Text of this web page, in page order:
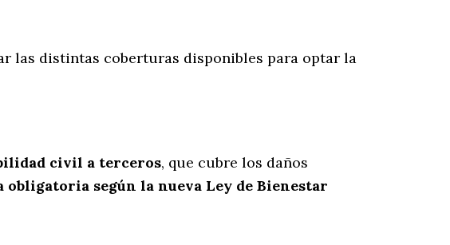
las distintas coberturas disponibles para optar la
civil a terceros, que cubre los daños
obligatoria según la nueva Ley de Bienestar